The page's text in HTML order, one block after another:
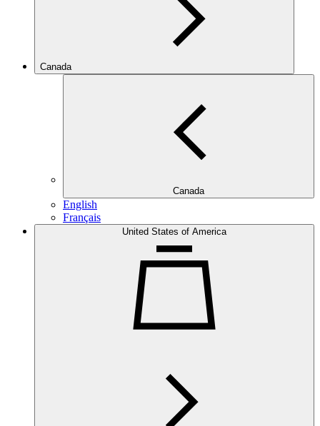
Canada
Canada
English
Français
United States of America